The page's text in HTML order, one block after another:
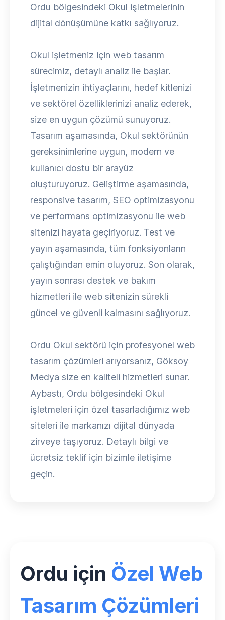
Ordu bölgesindeki Okul işletmelerinin
dijital dönüşümüne katkı sağlıyoruz.
Okul işletmeniz için web tasarım
sürecimiz, detaylı analiz ile başlar.
İşletmenizin ihtiyaçlarını, hedef kitlenizi
ve sektörel özelliklerinizi analiz ederek,
size en uygun çözümü sunuyoruz.
Tasarım aşamasında, Okul sektörünün
gereksinimlerine uygun, modern ve
kullanıcı dostu bir arayüz
oluşturuyoruz. Geliştirme aşamasında,
responsive tasarım, SEO optimizasyonu
ve performans optimizasyonu ile web
sitenizi hayata geçiriyoruz. Test ve
yayın aşamasında, tüm fonksiyonların
çalıştığından emin oluyoruz. Son olarak,
yayın sonrası destek ve bakım
hizmetleri ile web sitenizin sürekli
güncel ve güvenli kalmasını sağlıyoruz.
Ordu Okul sektörü için profesyonel web
tasarım çözümleri arıyorsanız, Göksoy
Medya size en kaliteli hizmetleri sunar.
Aybastı, Ordu bölgesindeki Okul
işletmeleri için özel tasarladığımız web
siteleri ile markanızı dijital dünyada
zirveye taşıyoruz. Detaylı bilgi ve
ücretsiz teklif için bizimle iletişime
geçin.
Ordu için Özel Web
Tasarım Çözümleri